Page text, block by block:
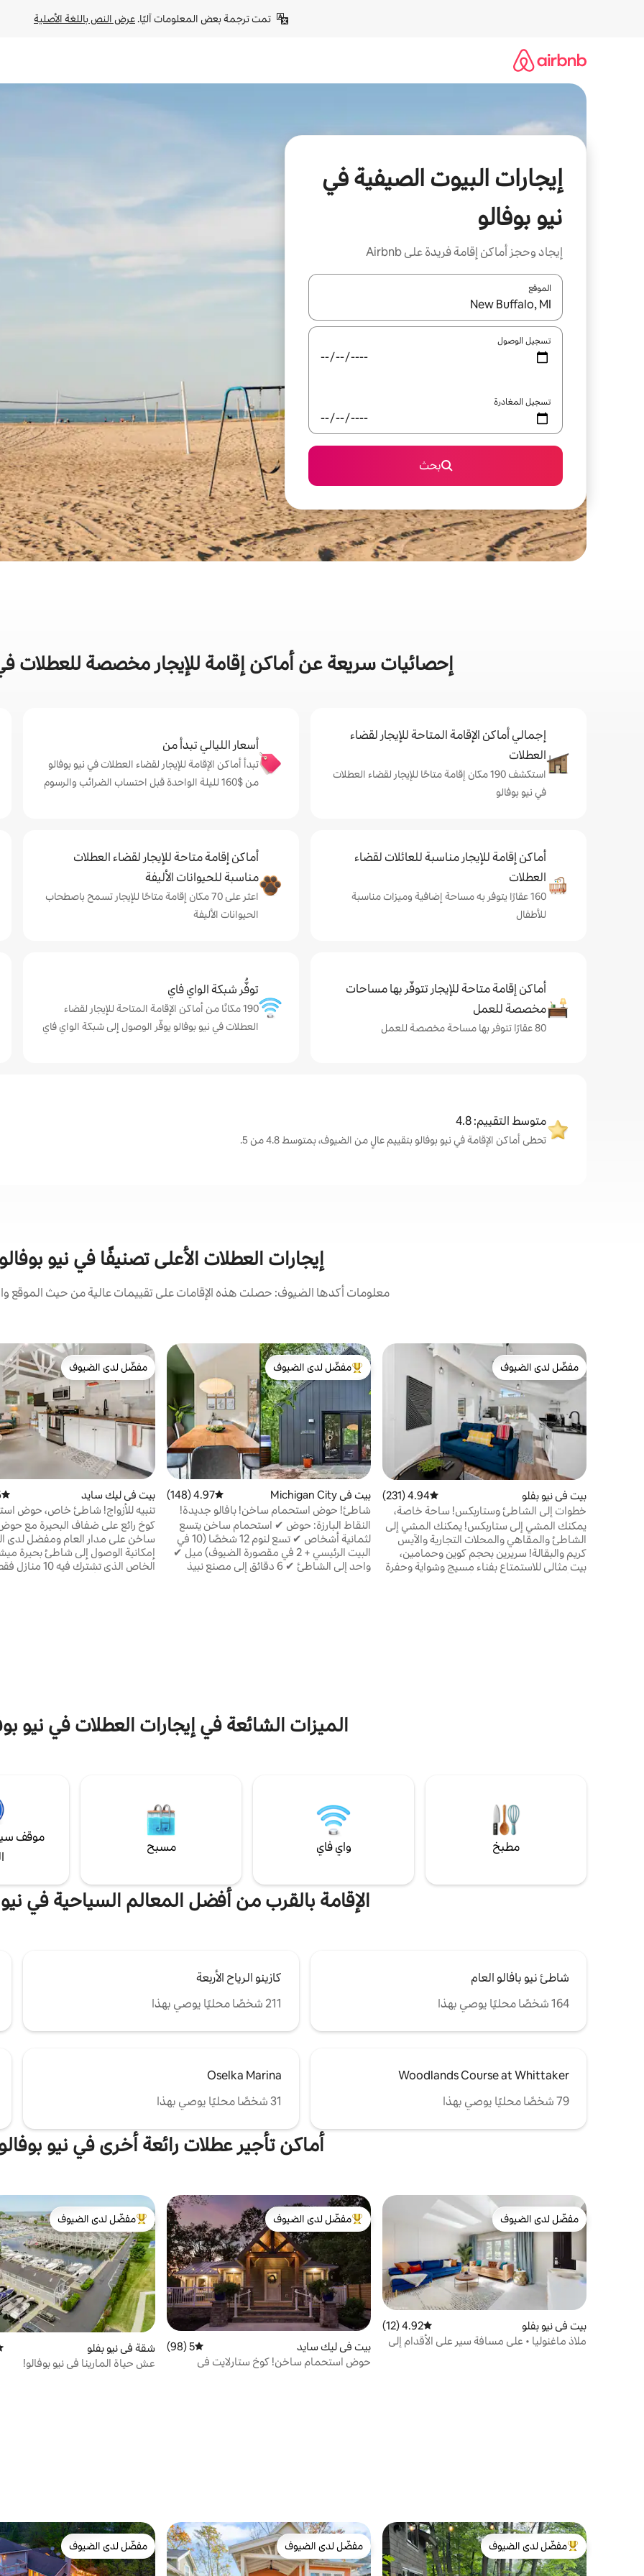
تمت ترجمة بعض المعلومات آليًا. عرض النص باللغة الأصلية
إيجارات البيوت الصيفية في
نيو بوفالو
إيجاد وحجز أماكن إقامة فريدة على Airbnb
الموقع
عند توفر النتائج، انتقل باستخدام السهمين لأعلى ولأسفل أو استكشف عن طريق اللمس أو السحب.
تسجيل الوصول
تسجيل المغادرة
بحث
إحصائيات سريعة عن أماكن إقامة للإيجار مخصصة للعطلات في
إجمالي أماكن الإقامة المتاحة للإيجار لقضاء
العطلات
استكشف 190 مكان إقامة متاحًا للإيجار لقضاء العطلات
في نيو بوفالو
أسعار الليالي تبدأ من
تبدأ أماكن الإقامة للإيجار لقضاء العطلات في نيو بوفالو
من $‏160 لليلة الواحدة قبل احتساب الضرائب والرسوم
أماكن إقامة للإيجار مناسبة للعائلات لقضاء
العطلات
160 عقارًا يتوفر به مساحة إضافية وميزات مناسبة
للأطفال
أماكن إقامة متاحة للإيجار لقضاء العطلات
مناسبة للحيوانات الأليفة
اعثر على 70 مكان إقامة متاحًا للإيجار تسمح باصطحاب
الحيوانات الأليفة
أماكن إقامة متاحة للإيجار تتوفّر بها مساحات
مخصصة للعمل
80 عقارًا تتوفر بها مساحة مخصصة للعمل
توفُّر شبكة الواي فاي
190 مكانًا من أماكن الإقامة المتاحة للإيجار لقضاء
العطلات في نيو بوفالو يوفّر الوصول إلى شبكة الواي فاي
متوسط التقييم: 4.8
تحظى أماكن الإقامة في نيو بوفالو بتقييم عالٍ من الضيوف، بمتوسط 4.8 من 5.
إيجارات العطلات الأعلى تصنيفًا في نيو بوفالو
معلومات أكدها الضيوف: حصلت هذه الإقامات على تقييمات عالية من حيث الموقع
مفضّل لدى الضيوف
مفضّل لدى الضيوف
بيت في نيو بفلو متوسط التقييم 4.94 من 5، 231 مراجعات
4.94 (231)
خطوات إلى الشاطئ وستاربكس! ساحة خاصة،
موقد نار!
يمكنك المشي إلى ستاربكس! يمكنك المشي إلى
الشاطئ والمقاهي والمحلات التجارية والآيس
كريم والبقالة! سريرين بحجم كوين وحمامين،
بيت مثالي للاستمتاع بفناء مسيج وشواية وحفرة
من أبرز البيوت المفضّلة لدى الضيوف
مفضّل لدى الضيوف
بيت في Michigan City متوسط التقييم 4.97 من 5، 148 مراجعات
4.97 (148)
شاطئ! حوض استحمام ساخن! بافالو جديدة!
حفرة نار! سرير كينج!
النقاط البارزة: حوض ✔ استحمام ساخن يتسع
لثمانية أشخاص ✔ تسع لنوم 12 شخصًا (10 في
البيت الرئيسي + 2 في مقصورة الضيوف) ميل ✔
واحد إلى الشاطئ ✔ 6 دقائق إلى مصنع نبيذ
مفضّل لدى الضيوف
مفضّل لدى الضيوف
بيت في ليك سايد
تنبيه للأزواج! شاطئ خاص، حوض
ساخن وموقد نار!
كوخ رائع على ضفاف البحيرة مع
ساخن على مدار العام ومفضل لدى
إمكانية الوصول إلى شاطئ بحيرة
الخاص الذي تشترك
الميزات الشائعة في إيجارات العطلات في نيو
مطبخ واي فاي مسبح
موقف
الإقامة بالقرب من أفضل المعالم السياحية في نيو
شاطئ نيو بافالو العام
164 شخصًا محليًا يوصي بهذا
كازينو الرياح الأربعة
211 شخصًا محليًا يوصي بهذا
Woodlands Course at Whittaker
79 شخصًا محليًا يوصي بهذا
Oselka Marina
31 شخصًا محليًا يوصي بهذا
أماكن تأجير عطلات رائعة أخرى في نيو
مفضّل لدى الضيوف
مفضّل لدى الضيوف
بيت في نيو بفلو متوسط التقييم 4.92 من 5، 12 مراجعات
4.92 (12)
ملاذ ماغنوليا • على مسافة سير على الأقدام إلى
من أبرز البيوت المفضّلة لدى الضيوف
مفضّل لدى الضيوف
بيت في ليك سايد متوسط التقييم 5 من 5، 98 مراجعات
5 (98)
حوض استحمام ساخن! كوخ ستارلايت في
من أبرز البيوت المفضّلة لدى الضيوف
مفضّل لدى الضيوف
شقة في نيو بفلو
عش حياة المارينا في نيو بوفالو!
من أبرز البيوت المفضّلة لدى الضيوف
مفضّل لدى الضيوف
مفضّل لدى الضيوف
مفضّل لدى الضيوف
مفضّل لدى الضيوف
مفضّل لدى الضيوف